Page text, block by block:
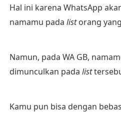
Hal ini karena WhatsApp
namamu pada listorang
Namun, pada WA GB,
dimunculkan pada list
Kamu pun bisa dengan